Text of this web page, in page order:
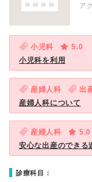
ア
小児科
5.0
小児科を利用
産婦人科 出
産婦人科について
産婦人科
5.0
安心な出産のできる
診療科目：